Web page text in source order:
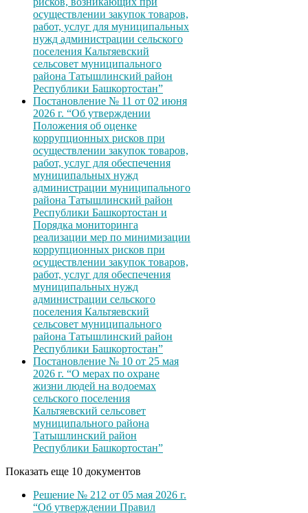
осуществлении закупок товаров,
работ, услуг для муниципальных
нужд администрации сельского
поселения Кальтяевский
сельсовет муниципального
района Татышлинский район
Республики Башкортостан”
Постановление № 11 от 02 июня
2026 г. “Об утверждении
Положения об оценке
коррупционных рисков при
осуществлении закупок товаров,
работ, услуг для обеспечения
муниципальных нужд
администрации муниципального
района Татышлинский район
Республики Башкортостан и
Порядка мониторинга
реализации мер по минимизации
коррупционных рисков при
осуществлении закупок товаров,
работ, услуг для обеспечения
муниципальных нужд
администрации сельского
поселения Кальтяевский
сельсовет муниципального
района Татышлинский район
Республики Башкортостан”
Постановление № 10 от 25 мая
2026 г. “О мерах по охране
жизни людей на водоемах
сельского поселения
Кальтяевский сельсовет
муниципального района
Татышлинский район
Республики Башкортостан”
Показать еще 10 документов
Решение № 212 от 05 мая 2026 г.
“Об утверждении Правил